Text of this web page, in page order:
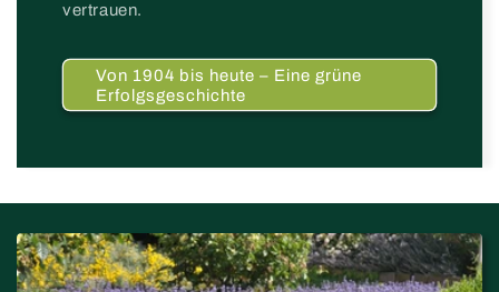
vertrauen.
Von 1904 bis heute – Eine grüne
Erfolgsgeschichte